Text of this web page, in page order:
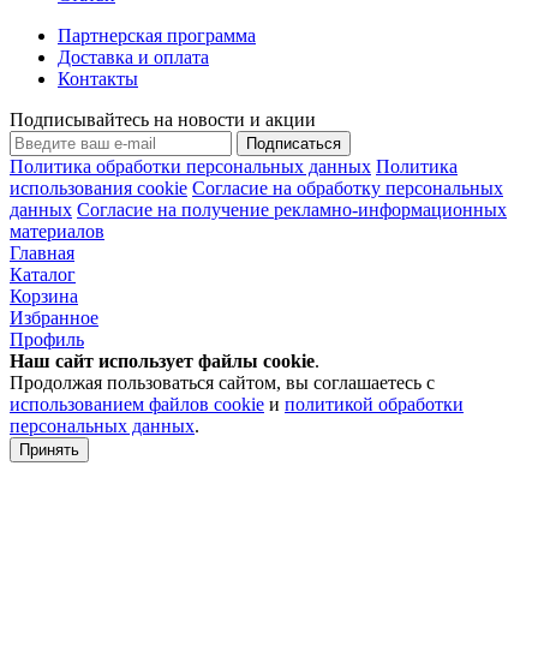
Партнерская программа
Доставка и оплата
Контакты
Подписывайтесь на новости и акции
Подписаться
Политика обработки персональных данных Политика
использования cookie Согласие на обработку персональных
данных Согласие на получение рекламно-информационных
материалов
Главная
Каталог
Корзина
Избранное
Профиль
Наш сайт использует файлы cookie.
Продолжая пользоваться сайтом, вы соглашаетесь с
использованием файлов cookie и политикой обработки
персональных данных.
Принять